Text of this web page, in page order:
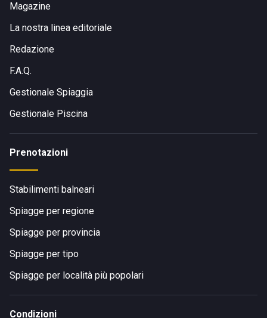
Magazine
La nostra linea editoriale
Redazione
F.A.Q.
Gestionale Spiaggia
Gestionale Piscina
Prenotazioni
Stabilimenti balneari
Spiagge per regione
Spiagge per provincia
Spiagge per tipo
Spiagge per località più popolari
Condizioni